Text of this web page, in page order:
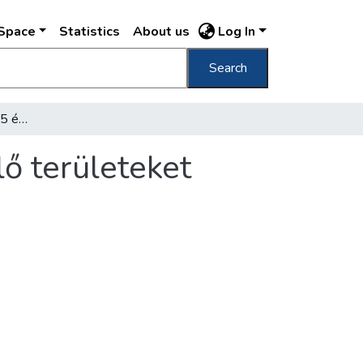
Statistics About us Log In
Search
Kijelölik Budapesten az 5 éven belül beépülő területeket
területeket